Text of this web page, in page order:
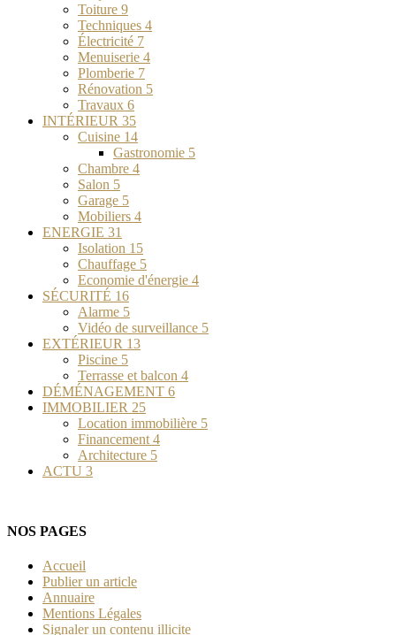
Toiture 9
Techniques 4
Électricité 7
Menuiserie 4
Plomberie 7
Rénovation 5
Travaux 6
INTÉRIEUR 35
Cuisine 14
Gastronomie 5
Chambre 4
Salon 5
Garage 5
Mobiliers 4
ENERGIE 31
Isolation 15
Chauffage 5
Economie d'énergie 4
SÉCURITÉ 16
Alarme 5
Vidéo de surveillance 5
EXTÉRIEUR 13
Piscine 5
Terrasse et balcon 4
DÉMÉNAGEMENT 6
IMMOBILIER 25
Location immobilière 5
Financement 4
Architecture 5
ACTU 3
NOS PAGES
Accueil
Publier un article
Annuaire
Mentions Légales
Signaler un contenu illicite